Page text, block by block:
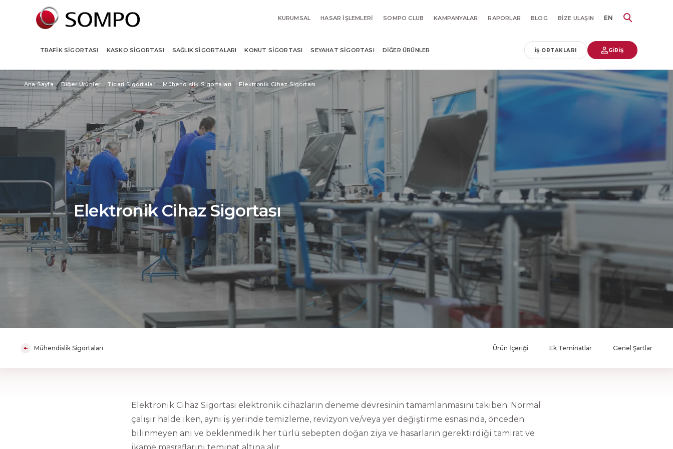
KURUMSAL HASAR İŞLEMLERI SOMPO CLUB KAMPANYALAR RAPORLAR BLOG BIZE ULAŞIN EN
TRAFIK SIGORTASI KASKO SIGORTASI SAĞLIK SIGORTALARI KONUT SIGORTASI SEYAHAT SIGORTASI DIĞER ÜRÜNLER İŞ ORTAKLARI GİRİŞ
Ana Sayfa Diğer Ürünler Ticari Sigortalar Mühendislik Sigortaları Elektronik Cihaz Sigortası
Elektronik Cihaz Sigortası
Mühendislik Sigortaları Ürün İçeriği Ek Teminatlar Genel Şartlar
Elektronik Cihaz Sigortası elektronik cihazların deneme devresinin tamamlanmasını takiben; Normal
çalışır halde iken, aynı iş yerinde temizleme, revizyon ve/veya yer değiştirme esnasında, önceden
bilinmeyen ani ve beklenmedik her türlü sebepten doğan ziya ve hasarların gerektirdiği tamirat ve